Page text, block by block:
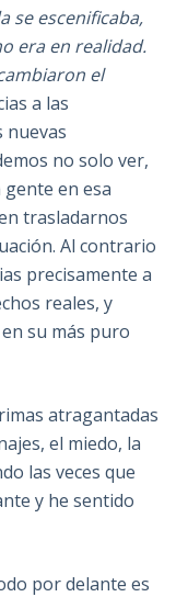
se escenificaba,
era en realidad.
el
a las
nuevas
no solo ver,
en esa
trasladarnos
Al contrario
precisamente a
reales, y
su más puro
atragantadas
el miedo, la
las veces que
y he sentido
por delante es